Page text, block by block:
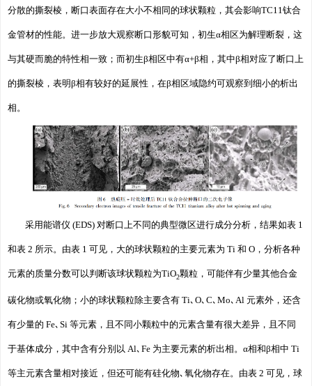
分散的撕裂棱，断口表面存在大小不相同的球状颗粒，其会影响TC11钛合
金管材的性能。进一步放大观察断口形貌可知，初生α相区为解理断裂，这
与其硬而脆的特性相一致；而初生β相区中有α+β相，其中β相对应了断口上
的撕裂棱，表明β相有较好的延展性，在β相区域隐约可观察到细小的析出
相。
采用能谱仪 (EDS) 对断口上不同的典型微区进行成分分析，结果如表 1
和表 2 所示。由表 1 可见，大的球状颗粒的主要元素为 Ti 和 O，分析各种
元素的质量分数可以判断该球状颗粒为TiO2颗粒，可能伴有少量其他合金
碳化物或氧化物；小的球状颗粒除主要含有 Ti､O､C､Mo､Al 元素外，还含
有少量的 Fe､Si 等元素，且不同小颗粒中的元素含量有很大差异，且不同
于基体成分，其中含有分别以 Al､Fe 为主要元素的析出相。α相和β相中 Ti
等主元素含量相对接近，但还可能有硅化物､氧化物存在。由表 2 可见，球